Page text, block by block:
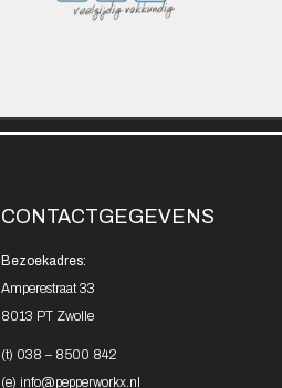
CONTACTGEGEVENS
Bezoekadres:
Amperestraat 33
8013 PT Zwolle
(t) 038 – 8500 842
(e) info@pepperworkx.nl